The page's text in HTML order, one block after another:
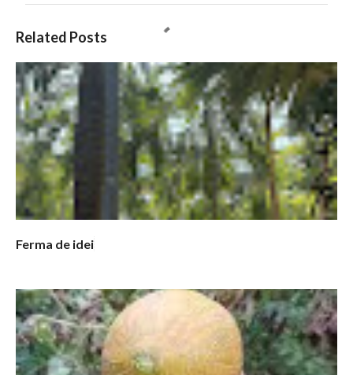
Related Posts
Ferma de idei
C
m
e
n
t
a
r
i